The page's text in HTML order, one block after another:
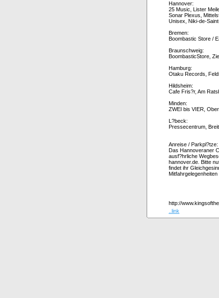
Hannover:
25 Music, Lister
Sonar Plexus,
Unisex, Niki-de-
Bremen:
Boombastic Store /
Braunschweig:
BoombasticStore,
Hamburg:
Otaku Records,
Hildsheim:
Cafe Fris?r, Am
Minden:
ZWEI bis VIER,
L?beck:
Pressecentrum,
Anreise / Parkpl?tze:
Das Hannoveraner
ausf?hrliche
hannover.de. Bitte
findet ihr
http://
..link